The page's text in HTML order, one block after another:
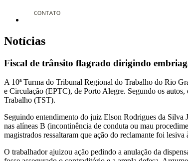
Notícias
Fiscal de trânsito flagrado dirigindo
A 10ª Turma do Tribunal Regional do Trabalho do Rio
e Circulação (EPTC), de Porto Alegre. Segundo os
Trabalho (TST).
Seguindo entendimento do juiz Elson Rodrigues da Silva
nas alíneas B (incontinência de conduta ou mau
magistrados ressaltaram que ação do reclamante foi
O trabalhador ajuizou ação pedindo a anulação da